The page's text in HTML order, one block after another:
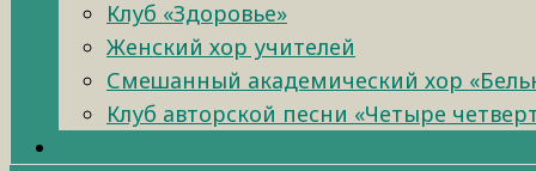
Клуб «Здоровье»
Женский хор учителей
Смешанный академический хор
Клуб авторской песни «Четыре